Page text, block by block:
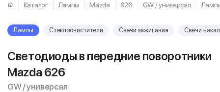
Каталог Лампы Mazda 626 GW / универсал
Лампы Стеклоочистители Свечи зажигания Свечи
Светодиоды в передние поворотники
Mazda 626
GW / универсал